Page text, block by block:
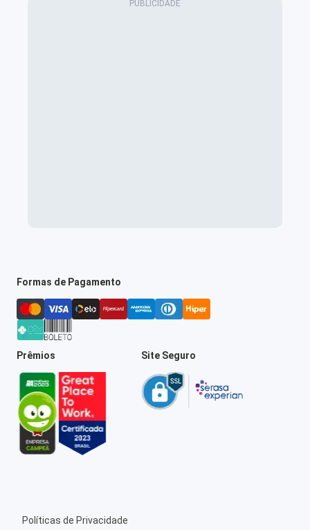
Formas de Pagamento
Prêmios Site Seguro
Políticas de Privacidade